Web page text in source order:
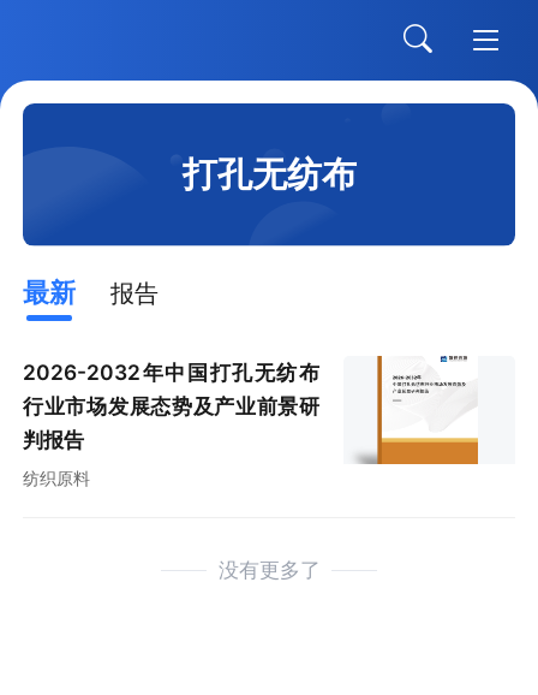
打孔无纺布
最新 报告
2026-2032年中国打孔无纺布
行业市场发展态势及产业前景研
判报告
纺织原料
没有更多了